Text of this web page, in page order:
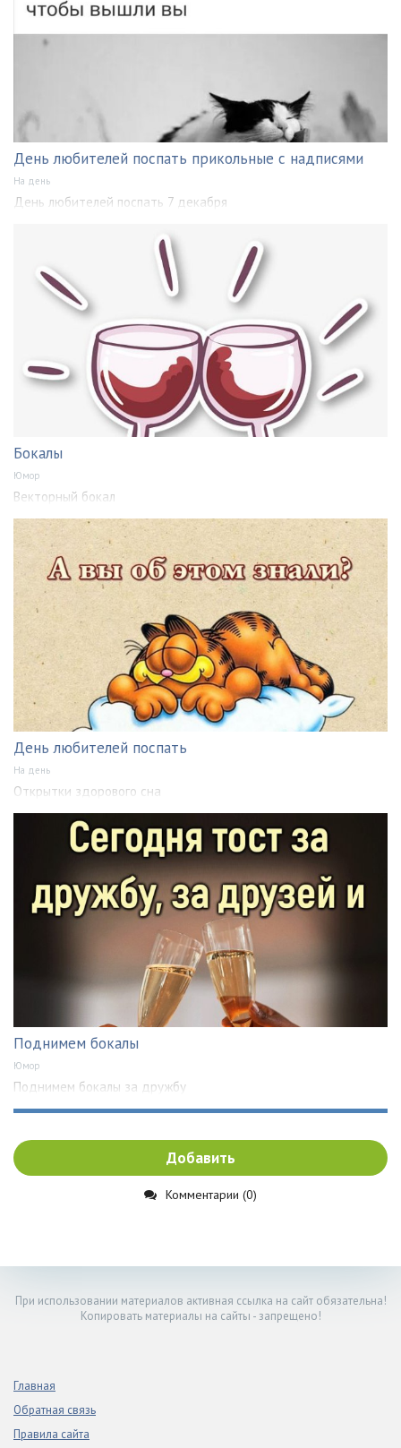
День любителей поспать прикольные с надписями
На день
День любителей поспать 7 декабря
Бокалы
Юмор
Векторный бокал
День любителей поспать
На день
Открытки здорового сна
Поднимем бокалы
Юмор
Поднимем бокалы за дружбу
Добавить
Комментарии (0)
При использовании материалов активная ссылка на сайт обязательна!
Копировать материалы на сайты - запрещено!
Главная
Обратная связь
Правила сайта